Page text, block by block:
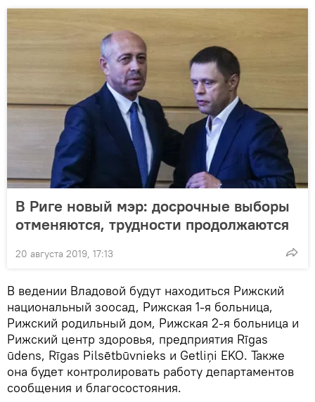
В Риге новый мэр: досрочные выборы
отменяются, трудности продолжаются
20 августа 2019, 17:13
В ведении Владовой будут находиться Рижский
национальный зоосад, Рижская 1-я больница,
Рижский родильный дом, Рижская 2-я больница и
Рижский центр здоровья, предприятия Rīgas
ūdens, Rīgas Pilsētbūvnieks и Getliņi EKO. Также
она будет контролировать работу департаментов
сообщения и благосостояния.